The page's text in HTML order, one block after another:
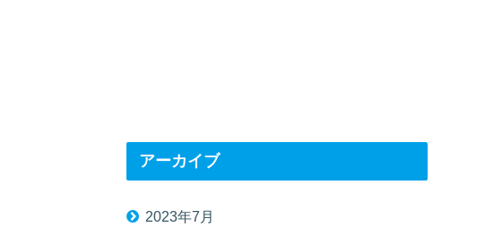
アーカイブ
2023年7月